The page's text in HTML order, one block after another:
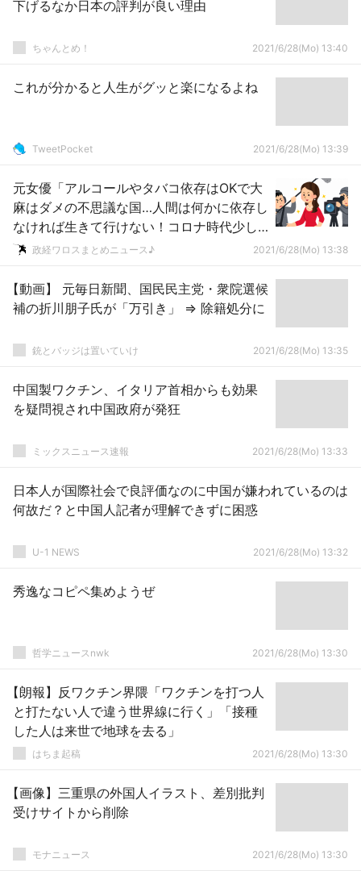
下げるなか日本の評判が良い理由
ちゃんとめ！ 2021/6/28(Mo) 13:40
これが分かると人生がグッと楽になるよね
TweetPocket 2021/6/28(Mo) 13:39
元女優「アルコールやタバコ依存はOKで大
麻はダメの不思議な国…人間は何かに依存し
なければ生きて行けない！コロナ時代少し
は気がついてくれただろうか？」
政経ワロスまとめニュース♪ 2021/6/28(Mo) 13:38
【動画】 元毎日新聞、国民民主党・衆院選候
補の折川朋子氏が「万引き」 ⇒ 除籍処分に
銃とバッジは置いていけ 2021/6/28(Mo) 13:35
中国製ワクチン、イタリア首相からも効果
を疑問視され中国政府が発狂
ミックスニュース速報 2021/6/28(Mo) 13:33
日本人が国際社会で良評価なのに中国が嫌われているのは
何故だ？と中国人記者が理解できずに困惑
U-1 NEWS 2021/6/28(Mo) 13:32
秀逸なコピペ集めようぜ
哲学ニュースnwk 2021/6/28(Mo) 13:30
【朗報】反ワクチン界隈「ワクチンを打つ人
と打たない人で違う世界線に行く」「接種
した人は来世で地球を去る」
はちま起稿 2021/6/28(Mo) 13:30
【画像】三重県の外国人イラスト、差別批判
受けサイトから削除
モナニュース 2021/6/28(Mo) 13:30